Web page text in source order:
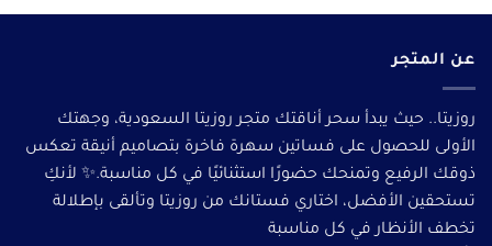
عن المتجر
روزيتا.. حيث يبدأ سحر أناقتك متجر روزيتا السعودية، وجهتك
الأولى للحصول على فساتين سهرة فاخرة بتصاميم أنيقة تعكس
ذوقك الرفيع وتمنحك حضورًا استثنائيًا في كل مناسبة.✨ لأنكِ
تستحقين الأفضل، اختاري فستانك من روزيتا وتألقى بإطلالة
تخطف الأنظار في كل مناسبة